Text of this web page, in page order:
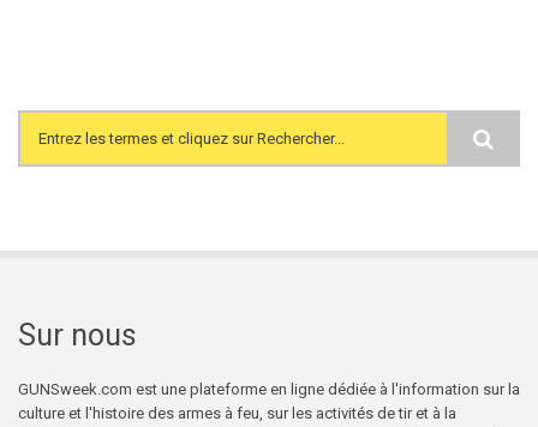
Search form
Sur nous
GUNSweek.com est une plateforme en ligne dédiée à l'information sur la
culture et l'histoire des armes à feu, sur les activités de tir et à la